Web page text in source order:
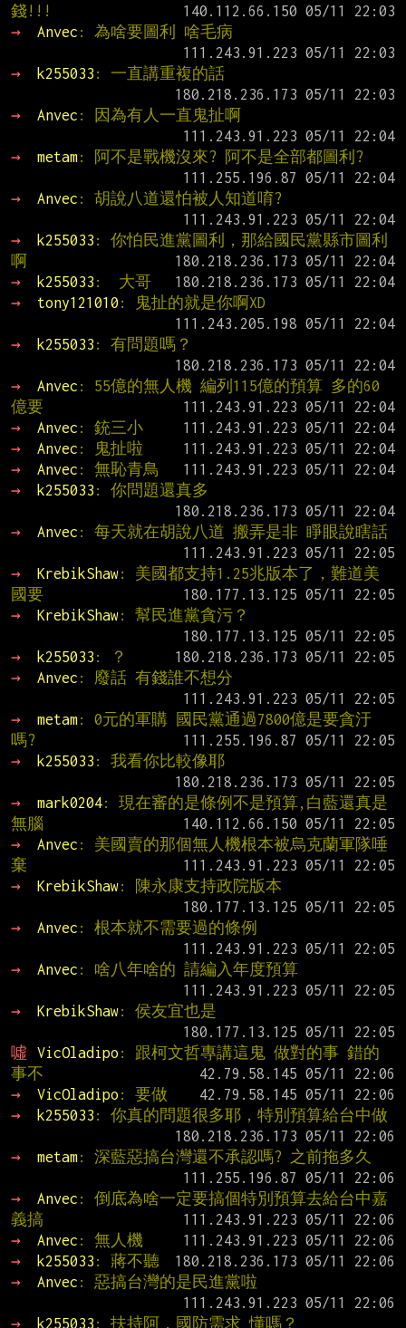
錢!!!
→
Anvec : 為啥要圖利 啥毛病
→
k255033 : 一直講重複的話
→
Anvec : 因為有人一直鬼扯啊
→
metam: 阿不是戰機沒來? 阿不是全部都圖利?
→
Anvec : 胡說八道還怕被人知道唷?
→
k255033 : 你怕民進黨圖利，那給國民黨縣市圖利
啊
→
k255033 :  大哥
→
tony121010 : 鬼扯的就是你啊XD
→
k255033 : 有問題嗎？
→
Anvec : 55億的無人機 編列115億的預算 多的60
億要
→
Anvec : 銃三小
→
Anvec : 鬼扯啦
→
Anvec : 無恥青鳥
→
k255033 : 你問題還真多
→
Anvec : 每天就在胡說八道 搬弄是非 睜眼說瞎話
→
KrebikShaw: 美國都支持1.25兆版本了，難道美
國要
→
KrebikShaw: 幫民進黨貪污？
→
k255033 : ？
→
Anvec : 廢話 有錢誰不想分
→
metam: 0元的軍購 國民黨通過7800億是要貪汙
嗎?
→
k255033 : 我看你比較像耶
→
mark0204: 現在審的是條例不是預算,白藍還真是
無腦
→
Anvec : 美國賣的那個無人機根本被烏克蘭軍隊唾
棄
→
KrebikShaw: 陳永康支持政院版本
→
Anvec : 根本就不需要過的條例
→
Anvec : 啥八年啥的 請編入年度預算
→
KrebikShaw: 侯友宜也是
噓
VicOladipo : 跟柯文哲專講這鬼 做對的事 錯的
事不
→
VicOladipo : 要做
→
k255033 : 你真的問題很多耶，特別預算給台中做
→
metam: 深藍惡搞台灣還不承認嗎? 之前拖多久
→
Anvec : 倒底為啥一定要搞個特別預算去給台中嘉
義搞
→
Anvec : 無人機
→
k255033 : 蔣不聽
→
Anvec : 惡搞台灣的是民進黨啦
→
k255033 : 扶持阿，國防需求 懂嗎？